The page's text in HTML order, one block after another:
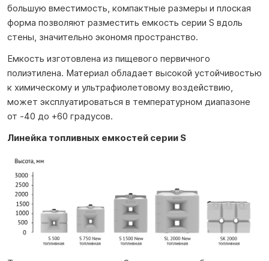
большую вместимость, компактные размеры и плоская
форма позволяют разместить емкость серии S вдоль
стены, значительно экономя пространство.
Емкость изготовлена из пищевого первичного
полиэтилена. Материал обладает высокой устойчивостью
к химическому и ультрафиолетовому воздействию,
может эксплуатироваться в температурном диапазоне
от -40 до +60 градусов.
Линейка топливных емкостей серии S